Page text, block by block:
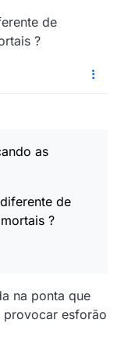
de
?
as
de
?
na ponta que
esforão